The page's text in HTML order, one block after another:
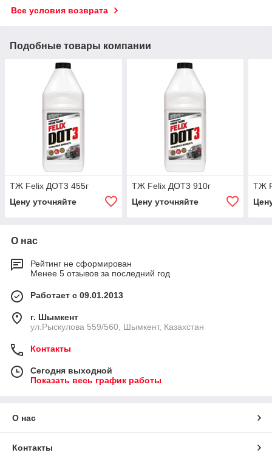
Все условия возврата
Подобные товары компании
ТЖ Felix ДОТ3 455г
Цену уточняйте
ТЖ Felix ДОТ3 910г
Цену уточняйте
ТЖ
О нас
Рейтинг не сформирован
Менее 5 отзывов за последний год
Работает с 09.01.2013
г. Шымкент
ул.Рыскулова 559/560, Шымкент, Казахстан
Контакты
Сегодня выходной
Показать весь график работы
О нас
Контакты